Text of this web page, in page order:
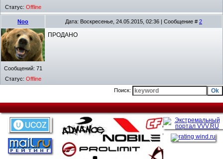
Статус: Offline
Noo Дата: Воскресенье, 24.05.2015, 02:36 | Сообщение # 2
Сообщений: 71
Статус: Offline
ПРОДАНО
Поиск: